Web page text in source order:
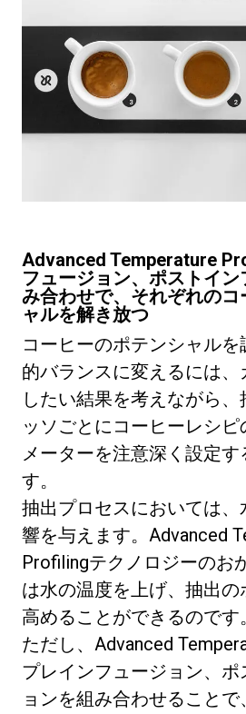
Advanced Temperature
フュージョン、ポストイ
み合わせで、それぞれの
ャルを解き放つ
コーヒーのポテンシャル
的バランスに変えるには
したい結果を考えながら
ッソごとにコーヒーレシ
メーターを注意深く設定
す。
抽出プロセスにおいては
響を与えます。Advanced
Profilingテクノロジーのお
は水の温度を上げ、抽出の
高めることができるのです。
ただし、Advanced
プレインフュージョン、
ョンを組み合わせること